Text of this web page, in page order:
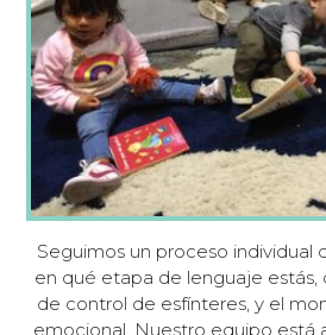
Seguimos un proceso individual
en qué etapa de lenguaje estás,
de control de esfínteres, y el
emocional. Nuestro equipo está